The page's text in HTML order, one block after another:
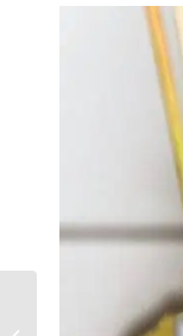
Mein XXL Drogerie